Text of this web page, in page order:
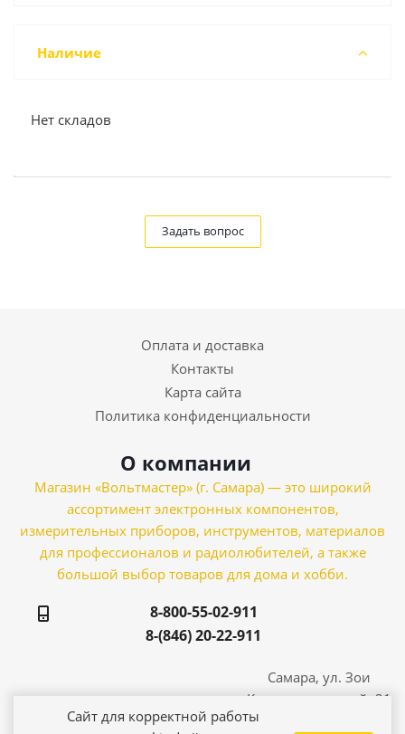
Наличие
Нет складов
Задать вопрос
Оплата и доставка
Контакты
Карта сайта
Политика конфиденциальности
О компании
Магазин «Вольтмастер» (г. Самара) — это широкий
ассортимент электронных компонентов,
измерительных приборов, инструментов, материалов
для профессионалов и радиолюбителей, а также
большой выбор товаров для дома и хобби.
8-800-55-02-911
8-(846) 20-22-911
Самара, ул. Зои
Космодемьянской, 21
Сайт для корректной работы